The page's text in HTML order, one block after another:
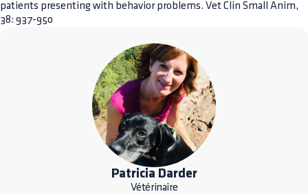
patients presenting with behavior problems. Vet Clin Small Anim,
38: 937-950
Patricia Darder
Vétérinaire